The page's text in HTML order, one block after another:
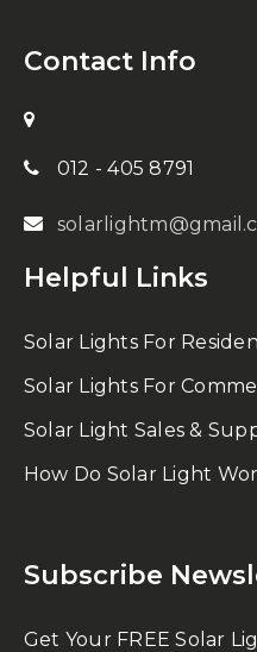
Contact Info
012 - 405 8791
Helpful Links
Solar Lights For
Solar Lights For
Solar Light Sales &
How Do Solar Light
Subscribe
Get Your FREE Solar